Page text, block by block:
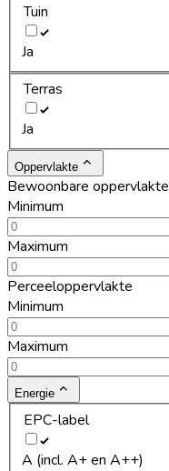
Tuin
Ja
Terras
Ja
Oppervlakte
Bewoonbare oppervlakte
Minimum
Maximum
Perceeloppervlakte
Minimum
Maximum
Energie
EPC-label
A (incl. A+ en A++)